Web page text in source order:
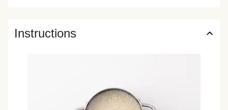
Instructions